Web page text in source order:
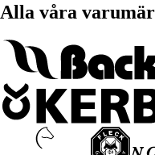
Alla våra